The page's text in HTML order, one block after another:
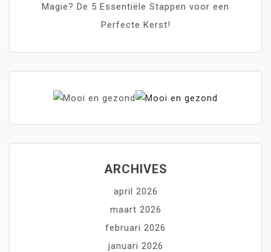
Magie? De 5 Essentiële Stappen voor een
Perfecte Kerst!
ARCHIVES
april 2026
maart 2026
februari 2026
januari 2026